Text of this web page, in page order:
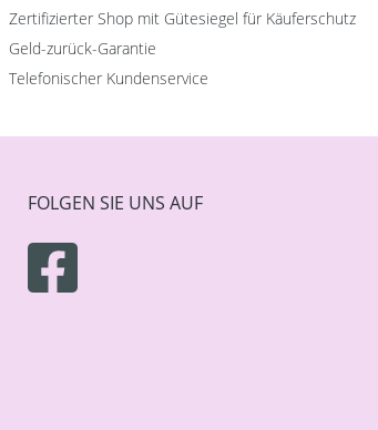
Zertifizierter Shop mit Gütesiegel für Käuferschutz
Geld-zurück-Garantie
Telefonischer Kundenservice
FOLGEN SIE UNS AUF